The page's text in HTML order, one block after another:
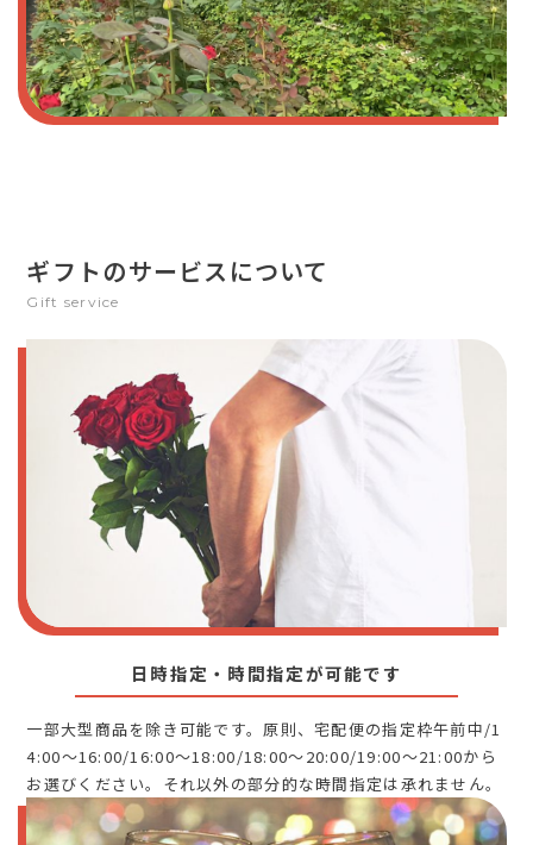
ギフトのサービスについて
Gift service
日時指定・時間指定が可能です
一部大型商品を除き可能です。原則、宅配便の指定枠午前中/1
4:00～16:00/16:00～18:00/18:00～20:00/19:00～21:00から
お選びください。それ以外の部分的な時間指定は承れません。